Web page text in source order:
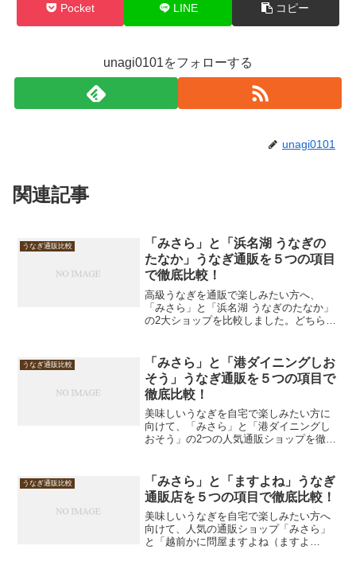
Pocket LINE コピー
unagi0101をフォローする
unagi0101
関連記事
うなぎ通販比較
「みさら」と「浜名湖 うなぎの
たなか」うなぎ通販を５つの項目
で徹底比較！
高級うなぎを通販で楽しみたい方へ、
「みさら」と「浜名湖 うなぎのたなか」
の2大ショップを比較しました。どちらも
ます。ギフト用途やご家庭での食事に役
立つ比較を5つの項目で...
うなぎ通販比較
「みさら」と「港ダイニングしお
そう」うなぎ通販を５つの項目で
徹底比較！
美味しいうなぎを自宅で楽しみたい方に
向けて、「みさら」と「港ダイニングし
おそう」の2つの人気通販ショップを徹底
あります。今回は「味・品質」「ボリュ
ーム」「価格」「バリエ...
うなぎ通販比較
「みさら」と「ますよね」うなぎ
通販店を５つの項目で徹底比較！
美味しいうなぎを自宅で楽しみたい方へ
向けて、人気の通販ショップ「みさら」
と「越前かに問屋ますよね（ますよ